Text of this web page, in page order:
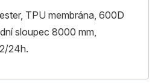
TPU membrána, 600D
sloupec 8000 mm,
24h.